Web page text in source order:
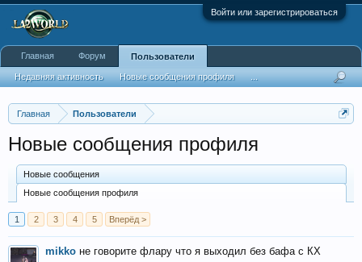
Войти или зарегистрироваться
Главная Пользователи
Новые сообщения профиля
Новые сообщения
Новые сообщения профиля
1 2 3 4 5 Вперёд >
mikko не говорите флару что я выходил без бафа с КХ
Главная Форум Пользователи
Недавняя активность Новые сообщения профиля